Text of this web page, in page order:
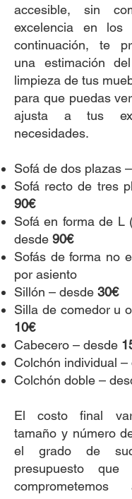
accesible, sin
excelencia en los
continuación, te
una estimación
limpieza de tus
para que puedas
ajusta a tus
necesidades.
Sofá de dos plazas
Sofá recto de tres
90€
Sofá en forma de L
desde 90€
Sofás de forma no
por asiento
Sillón – desde 30€
Silla de comedor u
10€
Cabecero – desde
Colchón individual –
Colchón doble –
​El costo final
tamaño y número
el grado de
presupuesto que